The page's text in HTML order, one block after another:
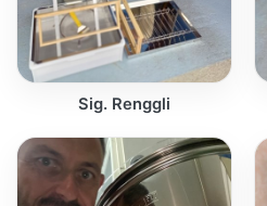
Sig. Renggli